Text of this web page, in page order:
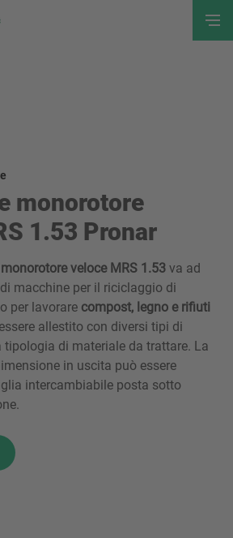
monorotore
1.53 Pronar
veloce MRS 1.53 va ad
macchine per il riciclaggio di
per lavorare compost, legno e rifiuti
allestito con diversi tipi di
tipologia di materiale da trattare. La
in uscita può essere
intercambiabile posta sotto